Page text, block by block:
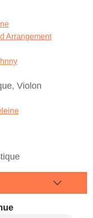
Arrangement
Violon